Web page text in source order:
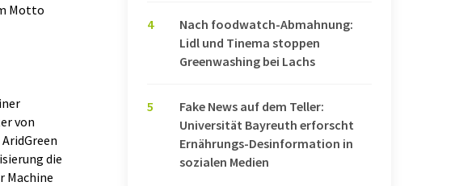
Motto
von
die
Machine
4
Nach foodwatch-Abmahnung:
Lidl und Tinema stoppen
Greenwashing bei Lachs
5
Fake News auf dem Teller:
Universität Bayreuth erforscht
Ernährungs-Desinformation in
sozialen Medien